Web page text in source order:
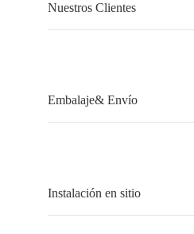
Nuestros Clientes
Embalaje& Envío
Instalación en sitio